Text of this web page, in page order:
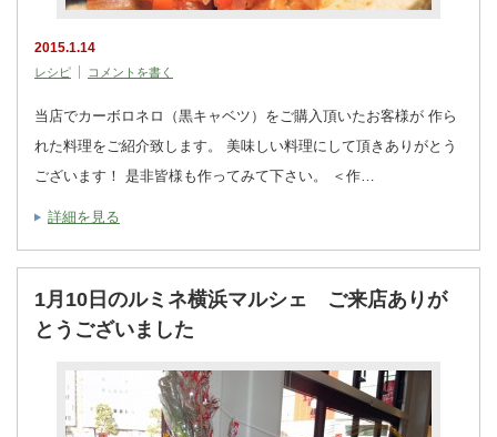
2015.1.14
レシピ コメントを書く
当店でカーボロネロ（黒キャベツ）をご購入頂いたお客様が 作ら
れた料理をご紹介致します。 美味しい料理にして頂きありがとう
ございます！ 是非皆様も作ってみて下さい。 ＜作…
詳細を見る
1月10日のルミネ横浜マルシェ ご来店ありが
とうございました